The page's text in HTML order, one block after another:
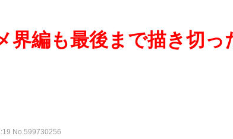
界編も最後まで描き切っ
No.599730256